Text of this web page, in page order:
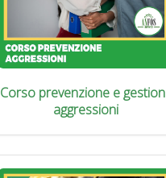
Corso prevenzione e
aggressioni